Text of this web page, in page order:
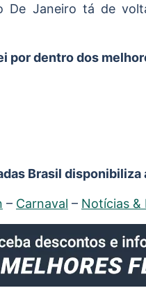
De Janeiro tá de
por dentro dos
Brasil
– Carnaval – Notícias &